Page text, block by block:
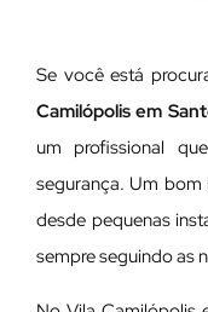
Se você está
Camilópolis em
um profissional
segurança. Um bom
desde pequenas
sempre seguindo as